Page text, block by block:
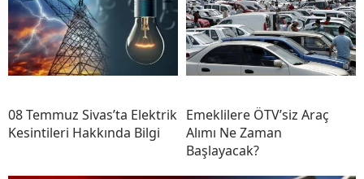
08 Temmuz Sivas’ta Elektrik
Kesintileri Hakkında Bilgi
Emeklilere ÖTV’siz Araç
Alımı Ne Zaman
Başlayacak?